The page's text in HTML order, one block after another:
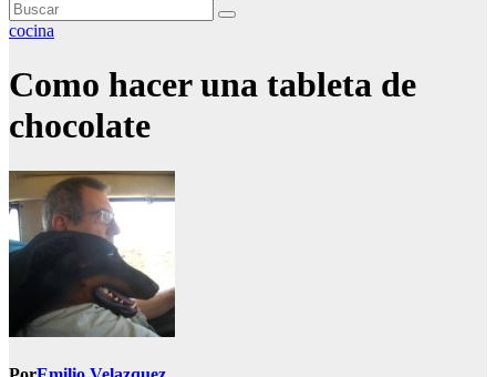
cocina
Como hacer una tableta de
chocolate